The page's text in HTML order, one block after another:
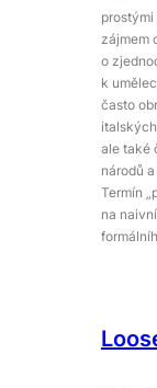
zájmem
o
k
často
ale také
národů
Termín
na